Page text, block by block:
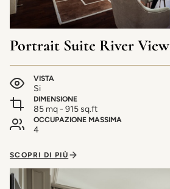
Portrait Suite River View
VISTA
Si
DIMENSIONE
85 mq - 915 sq.ft
OCCUPAZIONE MASSIMA
4
SCOPRI DI PIÙ